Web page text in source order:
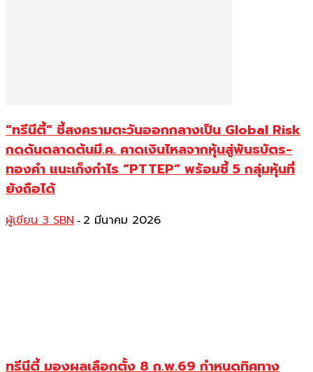
“ทรีนีตี้” ชี้สงครามตะวันออกกลางเป็น Global Risk
กดดันตลาดต้นมี.ค. คาดเงินไหลจากหุ้นสู่พันธบัตร-
ทองคำ แนะเก็งกำไร “PTTEP” พร้อมชี้ 5 กลุ่มหุ้นที่
ยังถือได้
ผู้เขียน 3 SBN - 2 มีนาคม 2026
ทรีนีตี้ มองผลเลือกตั้ง 8 ก.พ.69 กำหนดทิศทาง